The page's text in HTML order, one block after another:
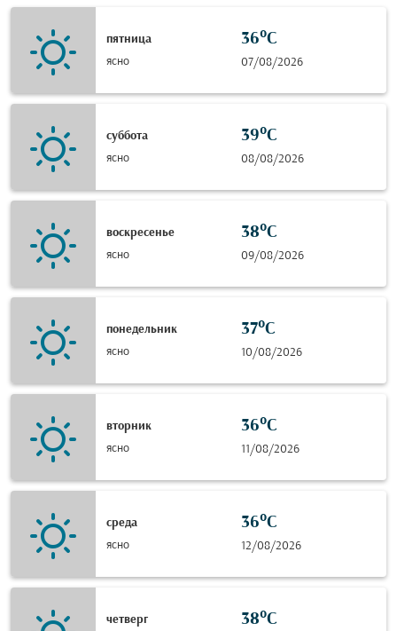
пятница
ясно
36°C
07/08/2026
суббота
ясно
39°C
08/08/2026
воскресенье
ясно
38°C
09/08/2026
понедельник
ясно
37°C
10/08/2026
вторник
ясно
36°C
11/08/2026
среда
ясно
36°C
12/08/2026
четверг
38°C